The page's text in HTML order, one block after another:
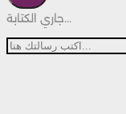
جاري الكتابة...